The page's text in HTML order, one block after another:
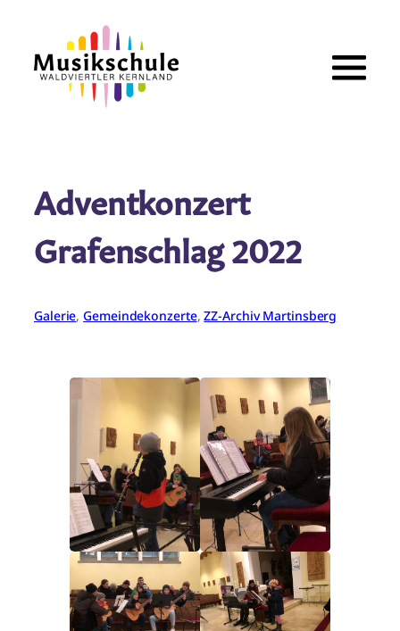
springen
Adventkonzert
Grafenschlag 2022
Galerie, Gemeindekonzerte, ZZ-Archiv Martinsberg